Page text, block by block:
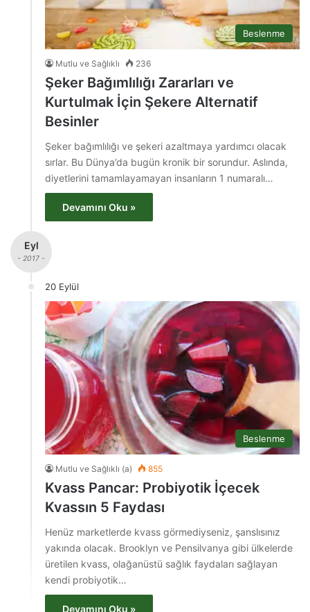
Beslenme
Mutlu ve Sağlıklı 236
Şeker Bağımlılığı Zararları ve
Kurtulmak İçin Şekere Alternatif
Besinler
Şeker bağımlılığı ve şekeri azaltmaya yardımcı olacak
sırlar. Bu Dünya’da bugün kronik bir sorundur. Aslında,
diyetlerini tamamlayamayan insanların 1 numaralı…
Devamını Oku »
Eyl
- 2017 -
20 Eylül
Beslenme
Mutlu ve Sağlıklı (a) 855
Kvass Pancar: Probiyotik İçecek
Kvassın 5 Faydası
Henüz marketlerde kvass görmediyseniz, şanslısınız
yakında olacak. Brooklyn ve Pensilvanya gibi ülkelerde
üretilen kvass, olağanüstü sağlık faydaları sağlayan
kendi probiyotik…
Devamını Oku »